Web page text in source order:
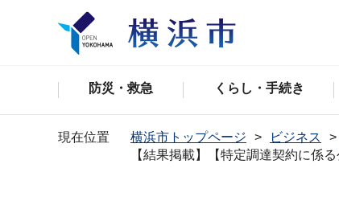
防災・救急 くらし・手続き
現在位置 横浜市トップページ ビジネス
【結果掲載】【特定調達契約に係